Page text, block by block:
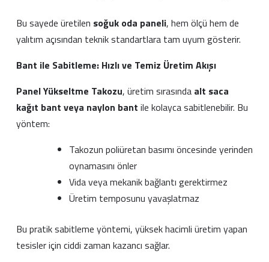
Bu sayede üretilen soğuk oda paneli, hem ölçü hem de
yalıtım açısından teknik standartlara tam uyum gösterir.
Bant ile Sabitleme: Hızlı ve Temiz Üretim Akışı
Panel Yükseltme Takozu, üretim sırasında alt saca
kağıt bant veya naylon bant ile kolayca sabitlenebilir. Bu
yöntem:
Takozun poliüretan basımı öncesinde yerinden
oynamasını önler
Vida veya mekanik bağlantı gerektirmez
Üretim temposunu yavaşlatmaz
Bu pratik sabitleme yöntemi, yüksek hacimli üretim yapan
tesisler için ciddi zaman kazancı sağlar.